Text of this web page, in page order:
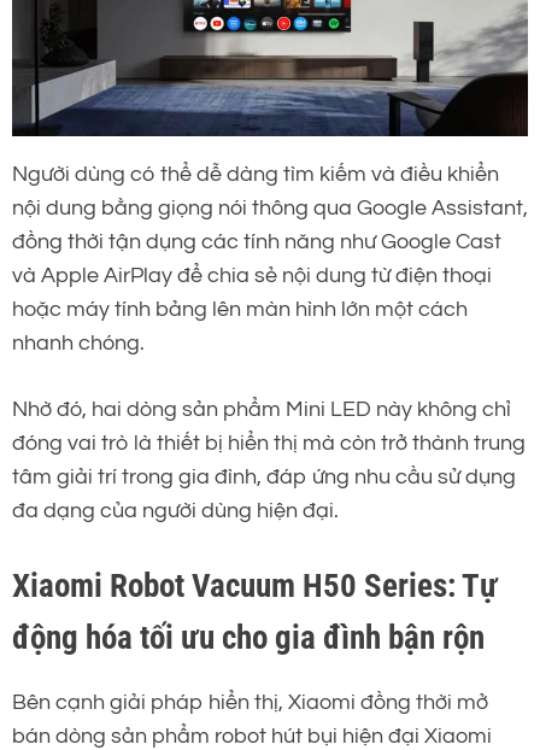
Người dùng có thể dễ dàng tìm kiếm và điều khiển
nội dung bằng giọng nói thông qua Google Assistant,
đồng thời tận dụng các tính năng như Google Cast
và Apple AirPlay để chia sẻ nội dung từ điện thoại
hoặc máy tính bảng lên màn hình lớn một cách
nhanh chóng.
Nhờ đó, hai dòng sản phẩm Mini LED này không chỉ
đóng vai trò là thiết bị hiển thị mà còn trở thành trung
tâm giải trí trong gia đình, đáp ứng nhu cầu sử dụng
đa dạng của người dùng hiện đại.
Xiaomi Robot Vacuum H50 Series: Tự
động hóa tối ưu cho gia đình bận rộn
Bên cạnh giải pháp hiển thị, Xiaomi đồng thời mở
bán dòng sản phẩm robot hút bụi hiện đại Xiaomi